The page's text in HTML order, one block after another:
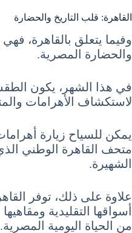
القاهرة: قلب التاريخ والحضارة
وفيما يتعلق بالقاهرة،
والحضارة المصرية.
في هذا الشهر، يكون
لاستكشاف الأهرامات
يمكن للسياح زيارة
متحف القاهرة الوطني
الشهيرة.
علاوة على ذلك، توفر
أسواقها التقليدية
من الحياة اليومية المصرية.